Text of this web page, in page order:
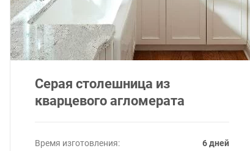
Серая столешница из
кварцевого агломерата
Время изготовления: 6 дней